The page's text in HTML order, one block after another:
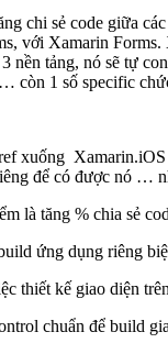
chi sẻ code giữa
với Xamarin Forms.
nền tảng, nó sẽ tự
1 số specific
xuống
để có được nó …
là tăng % chia sẻ
ứng dụng riêng
thiết kế giao diện
chuẩn để build